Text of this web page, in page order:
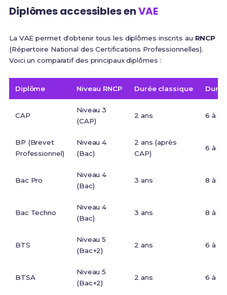
Diplômes accessibles enVAE
La VAE permet d'obtenir tous les diplômes inscrits au RNCP
(Répertoire National des Certifications Professionnelles).
Voici un comparatif des principaux diplômes :
Diplôme Niveau RNCP Durée classique
CAP
Niveau 3
(CAP)
2 ans 6 à 12
BP (Brevet
Professionnel)
Niveau 4
(Bac)
2 ans (après
CAP)
6 à 12
Bac Pro
Niveau 4
(Bac)
3 ans 8 à 12
Bac Techno
Niveau 4
(Bac)
3 ans 8 à 12
BTS
Niveau 5
(Bac+2)
2 ans 6 à 9
BTSA
Niveau 5
(Bac+2)
2 ans 6 à 9